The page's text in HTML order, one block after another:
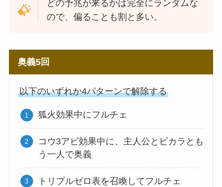
どの予兆が来るかは完全にランダムな
ので、偏ることも割と多い。
奥義5回
以下のいずれか4パターンで解除する
狐火効果中にフルチェ
コウ3アビ効果中に、主人公とビカラとも
う一人で奥義
トリプルゼロ表を召喚してフルチェ